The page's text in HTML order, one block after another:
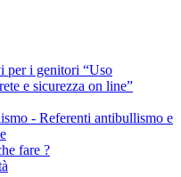
per i genitori “Uso
e sicurezza on line”
- Referenti antibullismo e
fare ?